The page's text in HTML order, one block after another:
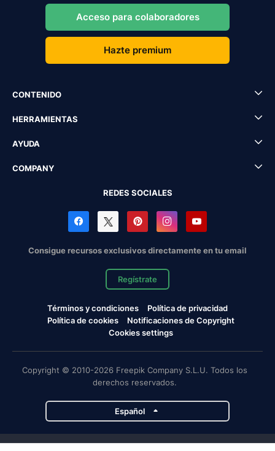
Acceso para colaboradores
Hazte premium
CONTENIDO
HERRAMIENTAS
AYUDA
COMPANY
REDES SOCIALES
Consigue recursos exclusivos directamente en tu email
Regístrate
Términos y condiciones
Política de privacidad
Política de cookies
Notificaciones de Copyright
Cookies settings
Copyright © 2010-2026 Freepik Company S.L.U. Todos los
derechos reservados.
Español